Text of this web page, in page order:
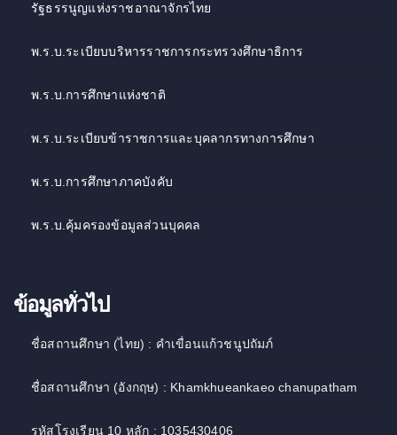
รัฐธรรนูญแห่งราชอาณาจักรไทย
พ.ร.บ.ระเบียบบริหารราชการกระทรวงศึกษาธิการ
พ.ร.บ.การศึกษาแห่งชาติ
พ.ร.บ.ระเบียบข้าราชการและบุคลากรทางการศึกษา
พ.ร.บ.การศึกษาภาคบังคับ
พ.ร.บ.คุ้มครองข้อมูลส่วนบุคคล
ข้อมูลทั่วไป
ชื่อสถานศึกษา (ไทย) : คำเขื่อนแก้วชนูปถัมภ์
ชื่อสถานศึกษา (อังกฤษ) : Khamkhueankaeo chanupatham
รหัสโรงเรียน 10 หลัก : 1035430406